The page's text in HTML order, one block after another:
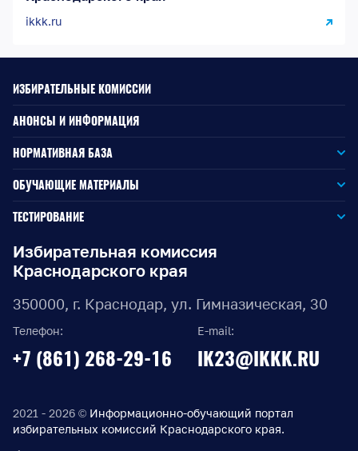
ikkk.ru
Избирательная комиссия
Краснодарского края
350000, г. Краснодар, ул. Гимназическая, 30
Телефон:
+7 (861) 268-29-16
E-mail:
IK23@IKKK.RU
2021 - 2026 © Информационно-обучающий портал
избирательных комиссий Краснодарского края.
ИЗБИРАТЕЛЬНЫЕ КОМИССИИ
АНОНСЫ И ИНФОРМАЦИЯ
НОРМАТИВНАЯ БАЗА
Законодательство РФ
Законодательство КК
Документы ЦИК России
Документы ИККК
Выборы Губернатора Краснодарского края
Краснодарского края
края
Правовые акты по выборам депутатов Государственной
ОБУЧАЮЩИЕ МАТЕРИАЛЫ
Для окружной избирательной комиссии
Для территориальной избирательной комиссии
Для участковой избирательной комиссии
ТЕСТИРОВАНИЕ
Для членов участковых избирательных комиссий